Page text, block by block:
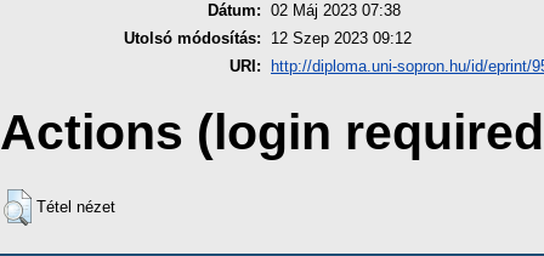
Dátum: 02 Máj 2023 07:38
Utolsó módosítás:
12 Szep 2023 09:12
URI:
http://diploma.uni-sopron.hu/id/eprint/
Actions (login
Tétel nézet